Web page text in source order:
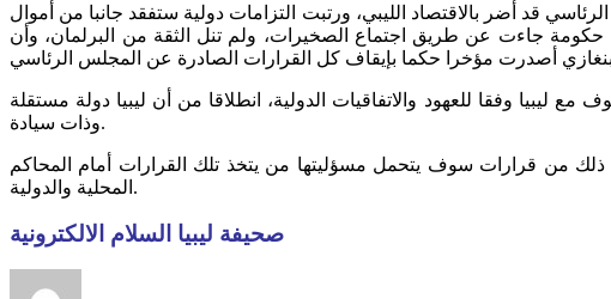
قد أضر بالاقتصاد الليبي، ورتبت التزامات دولية ستفقد جانبا من أموال
جاءت عن طريق اجتماع الصخيرات، ولم تنل الثقة من البرلمان، وأن
ليبيا وفقا للعهود والاتفاقيات الدولية، انطلاقا من أن ليبيا دولة مستقلة
وذات سيادة.
من قرارات سوف يتحمل مسؤليتها من يتخذ تلك القرارات أمام المحاكم
المحلية والدولية.
صحيفة ليبيا السلام الالكترونية